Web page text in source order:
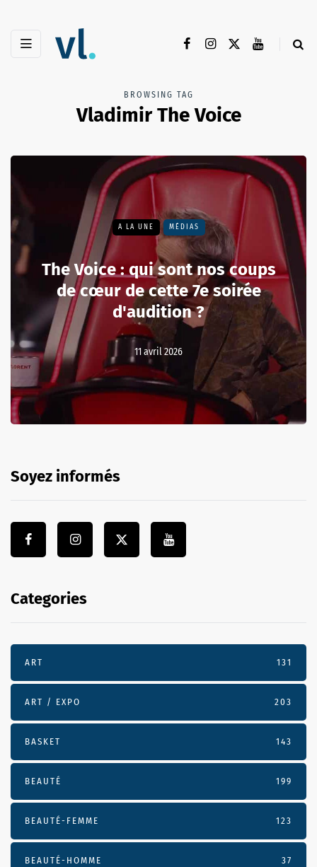
BROWSING TAG
Vladimir The Voice
A LA UNE MÉDIAS
The Voice : qui sont nos coups
de cœur de cette 7e soirée
d'audition ?
11 avril 2026
Soyez informés
Categories
ART 131
ART / EXPO 203
BASKET 143
BEAUTÉ 199
BEAUTÉ-FEMME 123
BEAUTÉ-HOMME 37